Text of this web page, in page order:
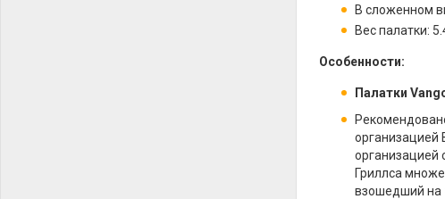
В сложенном
Вес палатки:
Особенности:
Палатки
организацией
организацией
Гриллса
взошедший на